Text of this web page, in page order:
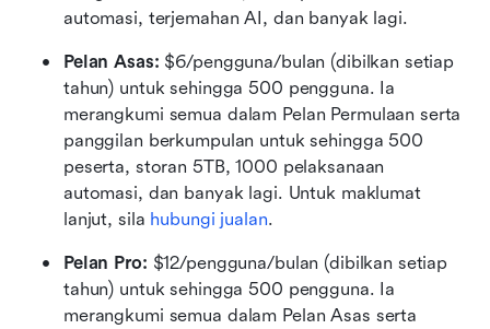
automasi, terjemahan AI, dan banyak lagi.
Pelan Asas: $6/pengguna/bulan (dibilkan setiap
tahun) untuk sehingga 500 pengguna. Ia
merangkumi semua dalam Pelan Permulaan serta
panggilan berkumpulan untuk sehingga 500
peserta, storan 5TB, 1000 pelaksanaan
automasi, dan banyak lagi. Untuk maklumat
lanjut, sila hubungi jualan.
Pelan Pro: $12/pengguna/bulan (dibilkan setiap
tahun) untuk sehingga 500 pengguna. Ia
merangkumi semua dalam Pelan Asas serta